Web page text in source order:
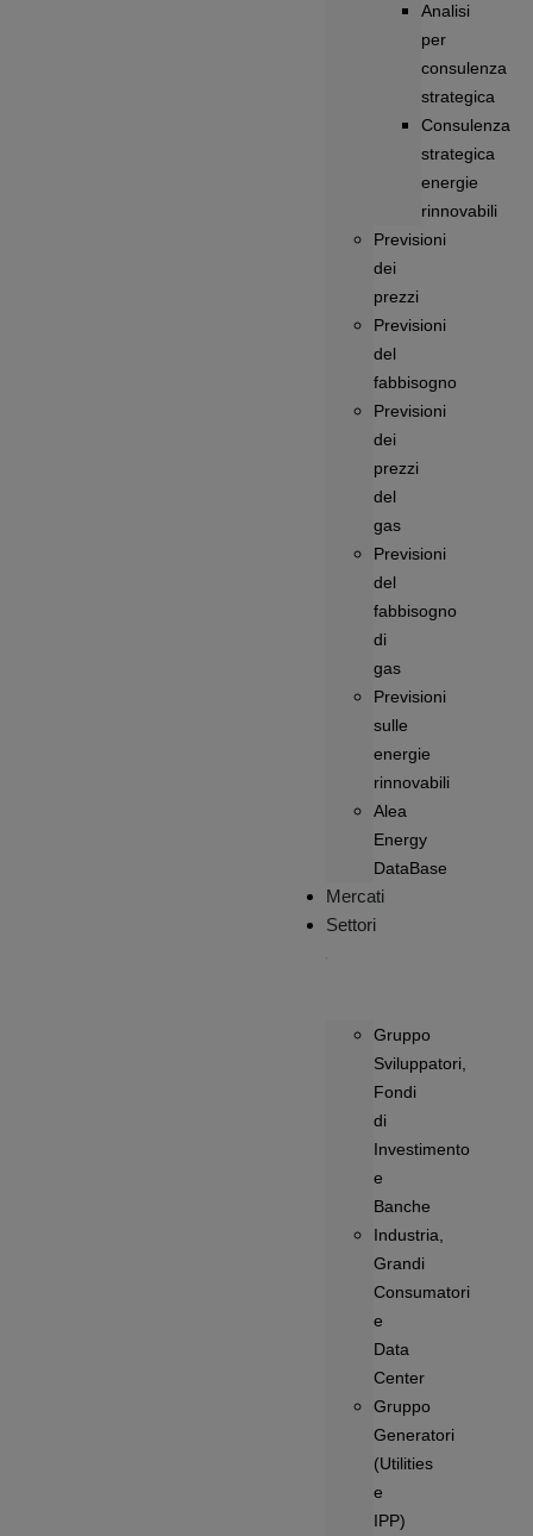
Analisi
per
consulenza
strategica
Consulenza
strategica
energie
rinnovabili
Previsioni
dei
prezzi
Previsioni
del
fabbisogno
Previsioni
dei
prezzi
del
gas
Previsioni
del
fabbisogno
di
gas
Previsioni
sulle
energie
rinnovabili
Alea
Energy
DataBase
Mercati
Settori
Gruppo
Sviluppatori,
Fondi
di
Investimento
e
Banche
Industria,
Grandi
Consumatori
e
Data
Center
Gruppo
Generatori
(Utilities
e
IPP)